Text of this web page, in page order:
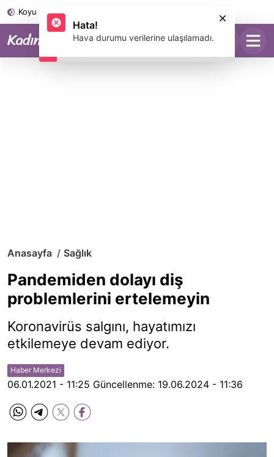
Koyu Mod
Anasayfa Sağlık
Pandemiden dolayı diş
problemlerini ertelemeyin
Koronavirüs salgını, hayatımızı
etkilemeye devam ediyor.
Haber Merkezi
06.01.2021 - 11:25 Güncellenme: 19.06.2024 - 11:36